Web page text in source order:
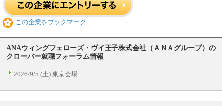
この企業をブックマーク
ANAウィングフェローズ・ヴイ王子株式会社（ＡＮＡグループ）の
クローバー就職フォーラム情報
2026/9/5 (土) 東京会場